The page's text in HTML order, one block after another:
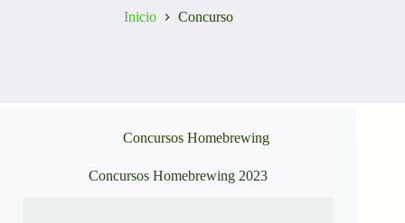
Inicio Concurso
Concursos Homebrewing
Concursos Homebrewing 2023